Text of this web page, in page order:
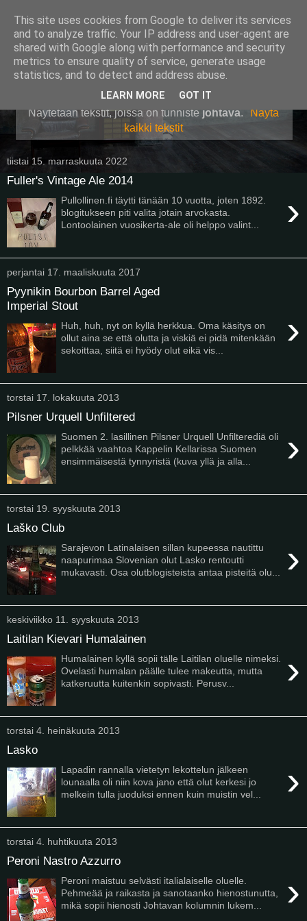
Pullollinen
Näytetään tekstit, joissa on tunniste johtava.
Näytä
kaikki tekstit
tiistai 15. marraskuuta 2022
Fuller's Vintage Ale 2014
›
Pullollinen.fi täytti tänään 10 vuotta, joten 1892.
blogitukseen piti valita jotain arvokasta.
Lontoolainen vuosikerta-ale oli helppo valint...
perjantai 17. maaliskuuta 2017
Pyynikin Bourbon Barrel Aged
Imperial Stout
›
Huh, huh, nyt on kyllä herkkua. Oma käsitys on
ollut aina se että olutta ja viskiä ei pidä mitenkään
sekoittaa, siitä ei hyödy olut eikä vis...
torstai 17. lokakuuta 2013
Pilsner Urquell Unfiltered
›
Suomen 2. lasillinen Pilsner Urquell Unfilterediä oli
pelkkää vaahtoa Kappelin Kellarissa Suomen
ensimmäisestä tynnyristä (kuva yllä ja alla...
torstai 19. syyskuuta 2013
Laško Club
›
Sarajevon Latinalaisen sillan kupeessa nautittu
naapurimaa Slovenian olut Lasko rentoutti
mukavasti. Osa olutblogisteista antaa pisteitä olu...
keskiviikko 11. syyskuuta 2013
Laitilan Kievari Humalainen
›
Humalainen kyllä sopii tälle Laitilan oluelle nimeksi.
Ovelasti humalan päälle tulee makeutta, mutta
katkeruutta kuitenkin sopivasti. Perusv...
torstai 4. heinäkuuta 2013
Lasko
›
Lapadin rannalla vietetyn lekottelun jälkeen
lounaalla oli niin kova jano että olut kerkesi jo
melkein tulla juoduksi ennen kuin muistin vel...
torstai 4. huhtikuuta 2013
Peroni Nastro Azzurro
›
Peroni maistuu selvästi italialaiselle oluelle.
Pehmeää ja raikasta ja sanotaanko hienostunutta,
mikä sopii hienosti Johtavan kolumnin lukem...
This site uses cookies from Google to deliver its services
and to analyze traffic. Your IP address and user-agent are
shared with Google along with performance and security
metrics to ensure quality of service, generate usage
statistics, and to detect and address abuse.
LEARN MORE GOT IT